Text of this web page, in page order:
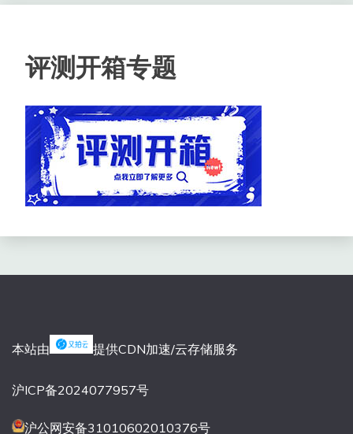
评测开箱专题
本站由 提供CDN加速/云存储服务
沪ICP备2024077957号
沪公网安备31010602010376号